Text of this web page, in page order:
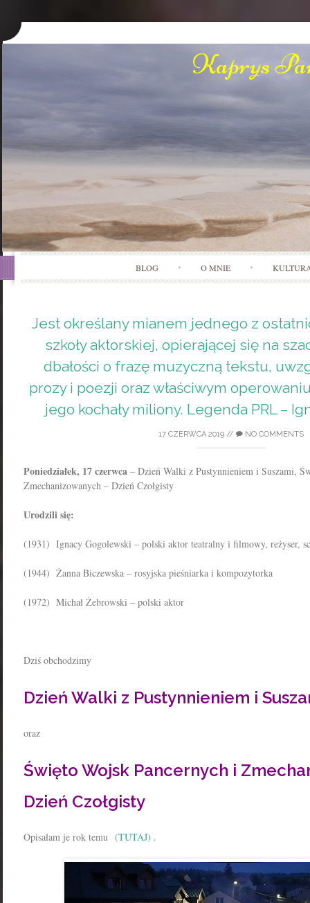
Kaprys
BLOG O MNIE
Jest określany mianem jednego z
szkoły aktorskiej, opierającej się na
dbałości o frazę muzyczną tekstu,
prozy i poezji oraz właściwym
jego kochały miliony. Legenda PRL –
17 CZERWCA 2019 // NO COMMENTS
Poniedziałek, 17 czerwca – Dzień Walki z Pustynnieniem i Suszami,
Zmechanizowanych – Dzień Czołgisty
Urodzili się:
(1931) Ignacy Gogolewski – polski aktor teatralny i filmowy, reżyser,
(1944) Żanna Biczewska – rosyjska pieśniarka i kompozytorka
(1972) Michał Żebrowski – polski aktor
Dziś obchodzimy
Dzień Walki z Pustynnieniem i
oraz
Święto Wojsk Pancernych i
Dzień Czołgisty
Opisałam je rok temu (TUTAJ) .